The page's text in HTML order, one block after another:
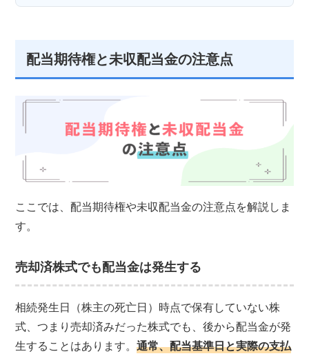
配当期待権と未収配当金の注意点
ここでは、配当期待権や未収配当金の注意点を解説しま
す。
売却済株式でも配当金は発生する
相続発生日（株主の死亡日）時点で保有していない株
式、つまり売却済みだった株式でも、後から配当金が発
生することはあります。通常、配当基準日と実際の支払